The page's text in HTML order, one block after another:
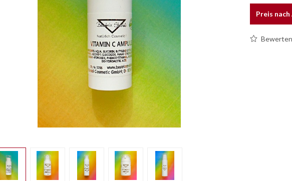
Preis
Bewerten